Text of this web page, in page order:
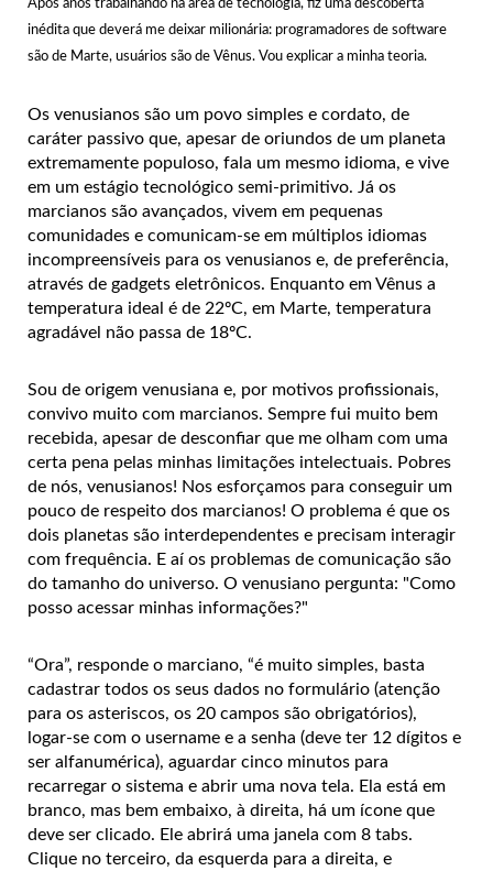
Após anos trabalhando na área de tecnologia, fiz uma descoberta
inédita que deverá me deixar milionária: programadores de software
são de Marte, usuários são de Vênus. Vou explicar a minha teoria.
Os venusianos são um povo simples e cordato, de
caráter passivo que, apesar de oriundos de um planeta
extremamente populoso, fala um mesmo idioma, e vive
em um estágio tecnológico semi-primitivo. Já os
marcianos são avançados, vivem em pequenas
comunidades e comunicam-se em múltiplos idiomas
incompreensíveis para os venusianos e, de preferência,
através de gadgets eletrônicos. Enquanto em Vênus a
temperatura ideal é de 22ºC, em Marte, temperatura
agradável não passa de 18ºC.
Sou de origem venusiana e, por motivos profissionais,
convivo muito com marcianos. Sempre fui muito bem
recebida, apesar de desconfiar que me olham com uma
certa pena pelas minhas limitações intelectuais. Pobres
de nós, venusianos! Nos esforçamos para conseguir um
pouco de respeito dos marcianos! O problema é que os
dois planetas são interdependentes e precisam interagir
com frequência. E aí os problemas de comunicação são
do tamanho do universo. O venusiano pergunta: "Como
posso acessar minhas informações?"
“Ora”, responde o marciano, “é muito simples, basta
cadastrar todos os seus dados no formulário (atenção
para os asteriscos, os 20 campos são obrigatórios),
logar-se com o username e a senha (deve ter 12 dígitos e
ser alfanumérica), aguardar cinco minutos para
recarregar o sistema e abrir uma nova tela. Ela está em
branco, mas bem embaixo, à direita, há um ícone que
deve ser clicado. Ele abrirá uma janela com 8 tabs.
Clique no terceiro, da esquerda para a direita, e